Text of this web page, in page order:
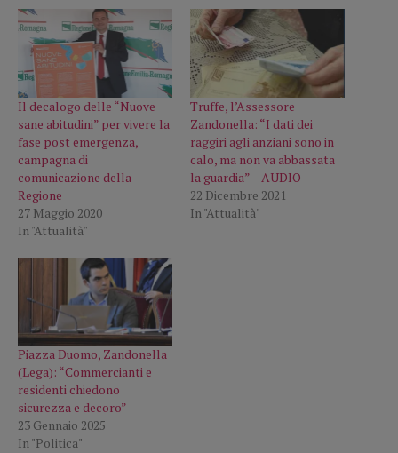
Il decalogo delle “Nuove
sane abitudini” per vivere la
fase post emergenza,
campagna di
comunicazione della
Regione
27 Maggio 2020
In "Attualità"
Truffe, l’Assessore
Zandonella: “I dati dei
raggiri agli anziani sono in
calo, ma non va abbassata
la guardia” – AUDIO
22 Dicembre 2021
In "Attualità"
Piazza Duomo, Zandonella
(Lega): “Commercianti e
residenti chiedono
sicurezza e decoro”
23 Gennaio 2025
In "Politica"